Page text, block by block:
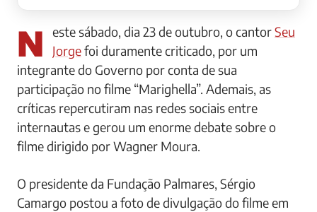
Neste sábado, dia 23 de outubro, o cantorSeu
Jorgefoi duramente criticado, por um
integrante do Governo por conta de sua
participação no filme “Marighella”. Ademais, as
críticas repercutiram nas redes sociais entre
internautas e gerou um enorme debate sobre o
filme dirigido por Wagner Moura.
O presidente da Fundação Palmares, Sérgio
Camargo postou a foto de divulgação do filme em